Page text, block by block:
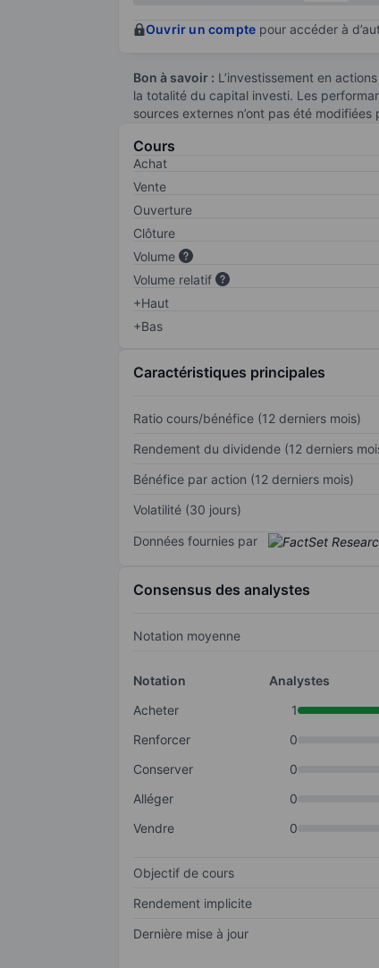
Ouvrir un compte pour accéder à
Bon à savoir : L’investissement en
la totalité du capital investi. Les
sources externes n’ont pas été modifiées
Cours
Achat
Vente
Ouverture
Clôture
Volume
Volume relatif
+Haut
+Bas
Caractéristiques principales
Ratio cours/bénéfice (12 derniers mois)
Rendement du dividende (12 derniers
Bénéfice par action (12 derniers mois)
Volatilité (30 jours)
Données fournies par
Consensus des analystes
Notation moyenne
Notation
Analystes
Acheter
1
Renforcer
0
Conserver
0
Alléger
0
Vendre
0
Objectif de cours
Rendement implicite
Dernière mise à jour